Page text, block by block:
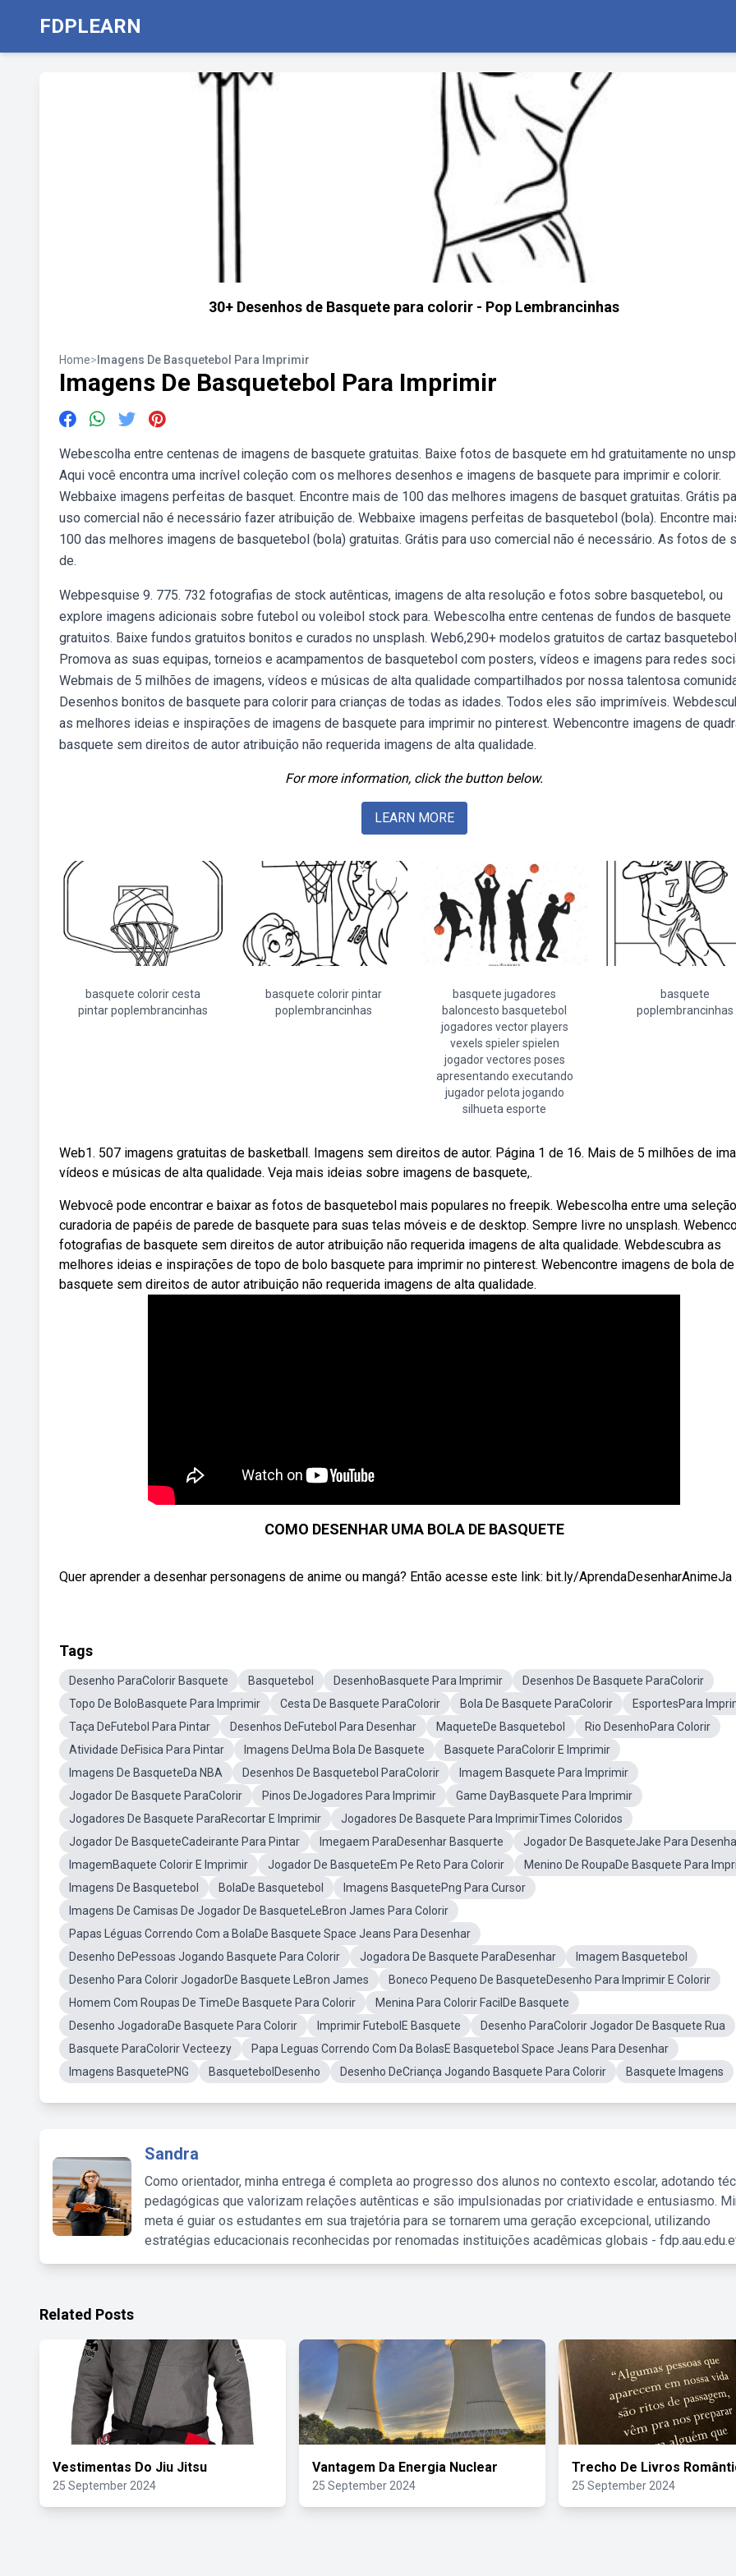
FDPLEARN
30+ Desenhos de Basquete para colorir - Pop Lembrancinhas
Home> Imagens De Basquetebol Para Imprimir
Imagens De Basquetebol Para Imprimir
Webescolha entre centenas de imagens de basquete gratuitas. Baixe fotos de basquete em hd gratuitamente no
Aqui você encontra uma incrível coleção com os melhores desenhos e imagens de basquete para imprimir e colorir.
Webbaixe imagens perfeitas de basquet. Encontre mais de 100 das melhores imagens de basquet gratuitas. Grátis
uso comercial não é necessário fazer atribuição de. Webbaixe imagens perfeitas de basquetebol (bola). Encontre
100 das melhores imagens de basquetebol (bola) gratuitas. Grátis para uso comercial não é necessário. As fotos de
de.
Webpesquise 9. 775. 732 fotografias de stock autênticas, imagens de alta resolução e fotos sobre basquetebol, ou
explore imagens adicionais sobre futebol ou voleibol stock para. Webescolha entre centenas de fundos de basquete
gratuitos. Baixe fundos gratuitos bonitos e curados no unsplash. Web6,290+ modelos gratuitos de cartaz
Promova as suas equipas, torneios e acampamentos de basquetebol com posters, vídeos e imagens para redes
Webmais de 5 milhões de imagens, vídeos e músicas de alta qualidade compartilhados por nossa talentosa
Desenhos bonitos de basquete para colorir para crianças de todas as idades. Todos eles são imprimíveis.
as melhores ideias e inspirações de imagens de basquete para imprimir no pinterest. Webencontre imagens de
basquete sem direitos de autor atribuição não requerida imagens de alta qualidade.
For more information, click the button below.
LEARN MORE
basquete colorir cesta
pintar poplembrancinhas
basquete colorir pintar
poplembrancinhas
basquete jugadores
baloncesto basquetebol
jogadores vector players
vexels spieler spielen
jogador vectores poses
apresentando executando
jugador pelota jogando
silhueta esporte
basquete
poplembrancinhas
Web1. 507 imagens gratuitas de basketball. Imagens sem direitos de autor. Página 1 de 16. Mais de 5 milhões de
vídeos e músicas de alta qualidade. Veja mais ideias sobre imagens de basquete,.
Webvocê pode encontrar e baixar as fotos de basquetebol mais populares no freepik. Webescolha entre uma
curadoria de papéis de parede de basquete para suas telas móveis e de desktop. Sempre livre no unsplash.
fotografias de basquete sem direitos de autor atribuição não requerida imagens de alta qualidade. Webdescubra as
melhores ideias e inspirações de topo de bolo basquete para imprimir no pinterest. Webencontre imagens de bola de
basquete sem direitos de autor atribuição não requerida imagens de alta qualidade.
COMO DESENHAR UMA BOLA DE BASQUETE
Quer aprender a desenhar personagens de anime ou mangá? Então acesse este link: bit.ly/AprendaDesenharAnimeJa
Tags
Desenho ParaColorir Basquete Basquetebol DesenhoBasquete Para Imprimir
Desenhos De Basquete ParaColorir
Topo De BoloBasquete Para Imprimir
Cesta De Basquete ParaColorir Bola De Basquete ParaColorir
EsportesPara
Taça DeFutebol Para Pintar
Desenhos DeFutebol Para Desenhar MaqueteDe Basquetebol
Rio DesenhoPara Colorir
Atividade DeFisica Para Pintar
Imagens DeUma Bola De Basquete
Basquete ParaColorir E Imprimir
Imagens De BasqueteDa NBA
Desenhos De Basquetebol ParaColorir
Imagem Basquete Para Imprimir
Jogador De Basquete ParaColorir
Pinos DeJogadores Para Imprimir
Game DayBasquete Para Imprimir
Jogadores De Basquete ParaRecortar E Imprimir
Jogadores De Basquete Para ImprimirTimes Coloridos
Jogador De BasqueteCadeirante Para Pintar
Imegaem ParaDesenhar Basquerte
Jogador De BasqueteJake Para
ImagemBaquete Colorir E Imprimir
Jogador De BasqueteEm Pe Reto Para Colorir
Menino De RoupaDe Basquete Para
Imagens De Basquetebol
BolaDe Basquetebol
Imagens BasquetePng Para Cursor
Imagens De Camisas De Jogador De BasqueteLeBron James Para Colorir
Papas Léguas Correndo Com a BolaDe Basquete Space Jeans Para Desenhar
Desenho DePessoas Jogando Basquete Para Colorir
Jogadora De Basquete ParaDesenhar
Imagem Basquetebol
Desenho Para Colorir JogadorDe Basquete LeBron James
Boneco Pequeno De BasqueteDesenho Para Imprimir E Colorir
Homem Com Roupas De TimeDe Basquete Para Colorir
Menina Para Colorir FacilDe Basquete
Desenho JogadoraDe Basquete Para Colorir
Imprimir FutebolE Basquete
Desenho ParaColorir Jogador De Basquete Rua
Basquete ParaColorir Vecteezy
Papa Leguas Correndo Com Da BolasE Basquetebol Space Jeans Para Desenhar
Imagens BasquetePNG
BasquetebolDesenho Desenho DeCriança Jogando Basquete Para Colorir Basquete Imagens
Sandra
Como orientador, minha entrega é completa ao progresso dos alunos no contexto escolar, adotando
pedagógicas que valorizam relações autênticas e são impulsionadas por criatividade e entusiasmo.
meta é guiar os estudantes em sua trajetória para se tornarem uma geração excepcional, utilizando
estratégias educacionais reconhecidas por renomadas instituições acadêmicas globais -
Related Posts
Vestimentas Do Jiu Jitsu
25 September 2024
Vantagem Da Energia Nuclear
25 September 2024
Trecho De Livros
25 September 2024